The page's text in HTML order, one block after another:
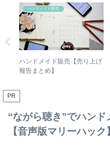
ハンドメイド販売
ハンドメイド販売【売り上げ
報告まとめ】
PR
“ながら聴き”でハンド
【音声版マリーハック】